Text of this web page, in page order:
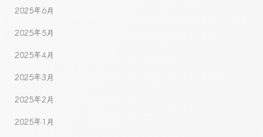
2025年6月
2025年5月
2025年4月
2025年3月
2025年2月
2025年1月